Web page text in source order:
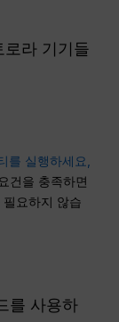
라 기기들
를 실행하세요,
건을 충족하면
요하지 않습
를 사용하